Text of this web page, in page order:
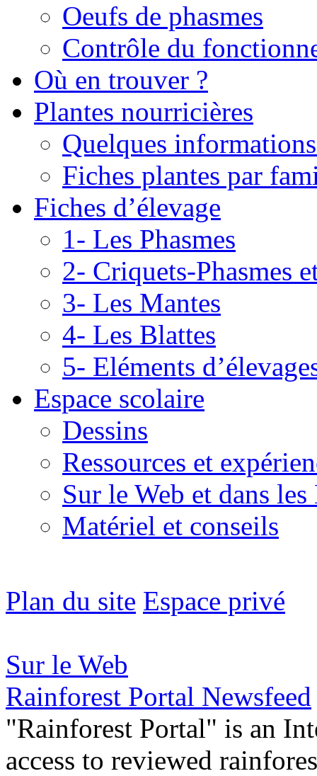
Oeufs de phasmes
Contrôle du
Où en trouver ?
Plantes nourricières
Quelques
Fiches plantes par
Fiches d’élevage
1- Les Phasmes
2- Criquets-Phasmes
3- Les Mantes
4- Les Blattes
5- Eléments
Espace scolaire
Dessins
Ressources et
Sur le Web et dans
Matériel et conseils
Plan du site Espace privé
Sur le Web
Rainforest Portal Newsfeed
"Rainforest Portal" is an
access to reviewed